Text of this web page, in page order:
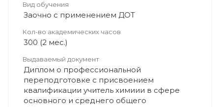
Вид обучения
Заочно с применением ДОТ
Кол-во академических часов
300 (2 мес.)
Выдаваемый документ
Диплом о профессиональной
переподготовке с присвоением
квалификации учитель химиии в сфере
основного и среднего общего